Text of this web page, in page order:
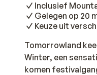
Inclusief
Gelegen op 20
Keuze uit
Tomorrowland
Winter, een
komen